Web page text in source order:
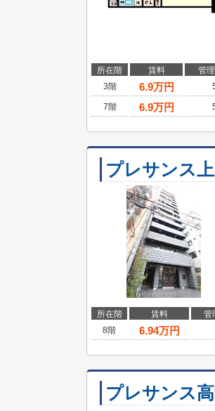
所在階 賃料
管
3階
6.9万円
7階 6.9万円
プレサンス
所在階 賃料
管
8階
6.94万円
プレサンス